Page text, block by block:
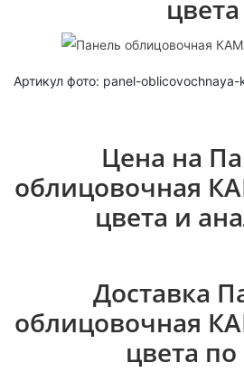
цвета
Артикул фото: panel-
Цена на
облицовочная
цвета и
Доставка
облицовочная
цвета